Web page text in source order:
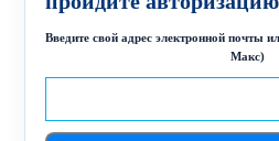
Введите свой адрес электронной почты
Макс)